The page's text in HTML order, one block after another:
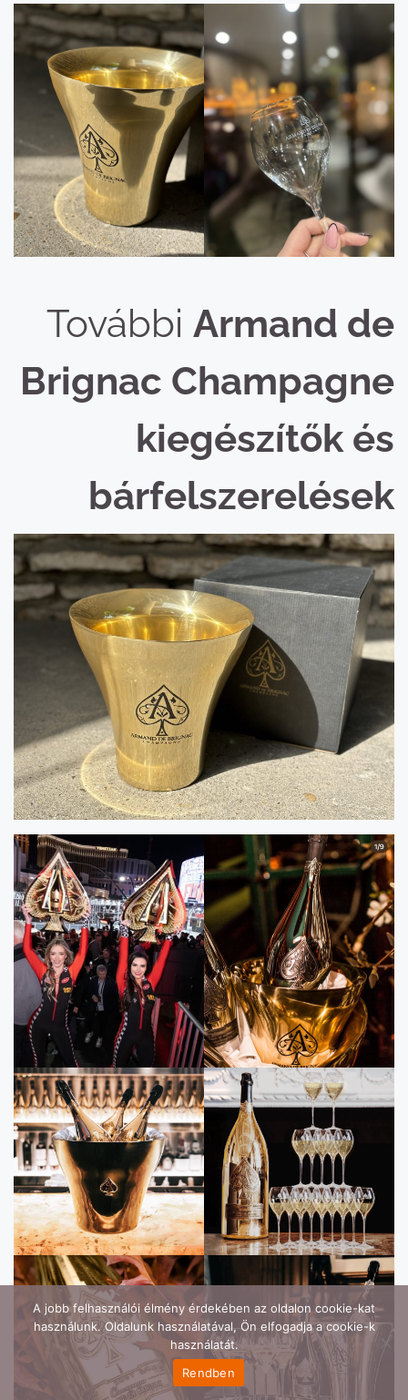
További Armand de
Brignac Champagne
kiegészítők és
bárfelszerelések
A jobb felhasználói élmény érdekében az oldalon cookie-kat
használunk. Oldalunk használatával, Ön elfogadja a cookie-k
használatát.
Rendben